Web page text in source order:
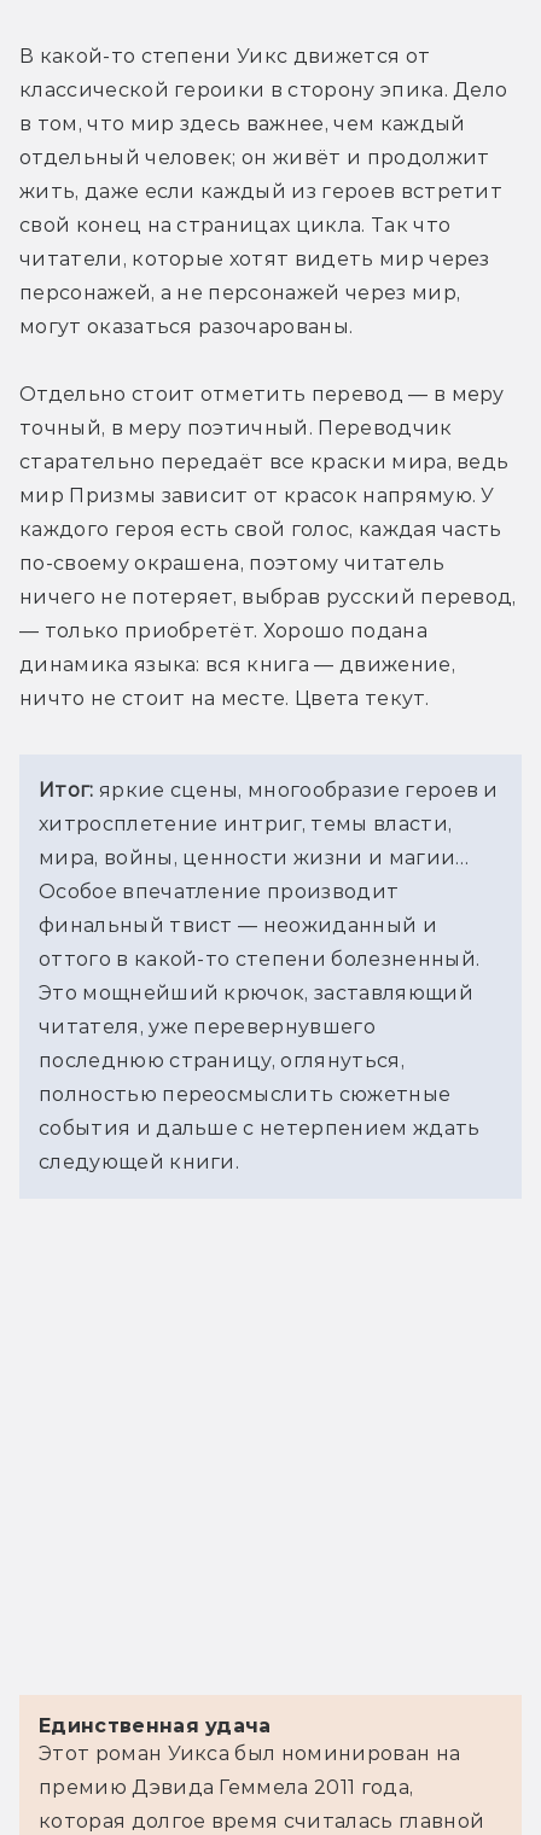
В какой-то степени Уикс движется от
классической героики в сторону эпика. Дело
в том, что мир здесь важнее, чем каждый
отдельный человек; он живёт и продолжит
жить, даже если каждый из героев встретит
свой конец на страницах цикла. Так что
читатели, которые хотят видеть мир через
персонажей, а не персонажей через мир,
могут оказаться разочарованы.
Отдельно стоит отметить перевод — в меру
точный, в меру поэтичный. Переводчик
старательно передаёт все краски мира, ведь
мир Призмы зависит от красок напрямую. У
каждого героя есть свой голос, каждая часть
по-своему окрашена, поэтому читатель
ничего не потеряет, выбрав русский перевод,
— только приобретёт. Хорошо подана
динамика языка: вся книга — движение,
ничто не стоит на месте. Цвета текут.
Итог: яркие сцены, многообразие героев и
хитросплетение интриг, темы власти,
мира, войны, ценности жизни и магии…
Особое впечатление производит
финальный твист — неожиданный и
оттого в какой-то степени болезненный.
Это мощнейший крючок, заставляющий
читателя, уже перевернувшего
последнюю страницу, оглянуться,
полностью переосмыслить сюжетные
события и дальше с нетерпением ждать
следующей книги.
Единственная удача
Этот роман Уикса был номинирован на
премию Дэвида Геммела 2011 года,
которая долгое время считалась главной